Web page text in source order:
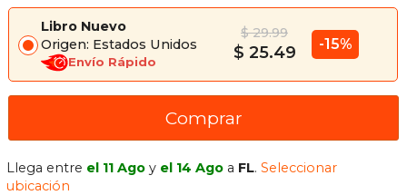
Libro Nuevo
Origen: Estados Unidos
Envío Rápido
$ 29.99
$ 25.49 -15%
Comprar
Llega entre el 11 Ago y el 14 Ago a FL.Seleccionar
ubicación